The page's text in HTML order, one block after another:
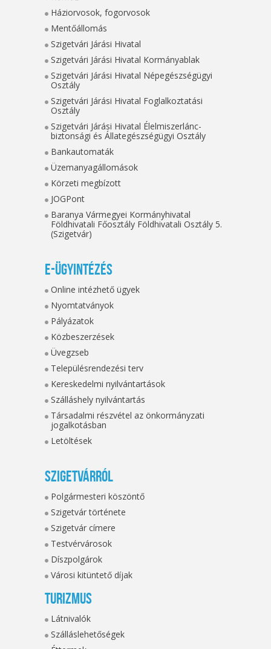
Háziorvosok, fogorvosok
Mentőállomás
Szigetvári Járási Hivatal
Szigetvári Járási Hivatal Kormányablak
Szigetvári Járási Hivatal Népegészségügyi
Osztály
Szigetvári Járási Hivatal Foglalkoztatási
Osztály
Szigetvári Járási Hivatal Élelmiszerlánc-
biztonsági és Állategészségügyi Osztály
Bankautomaták
Üzemanyagállomások
Körzeti megbízott
JOGPont
Baranya Vármegyei Kormányhivatal
Földhivatali Főosztály Földhivatali Osztály 5.
(Szigetvár)
E-ügyintézés
Online intézhető ügyek
Nyomtatványok
Pályázatok
Közbeszerzések
Üvegzseb
Településrendezési terv
Kereskedelmi nyilvántartások
Szálláshely nyilvántartás
Társadalmi részvétel az önkormányzati
jogalkotásban
Letöltések
Szigetvárról
Polgármesteri köszöntő
Szigetvár története
Szigetvár címere
Testvérvárosok
Díszpolgárok
Városi kitüntető díjak
Turizmus
Látnivalók
Szálláslehetőségek